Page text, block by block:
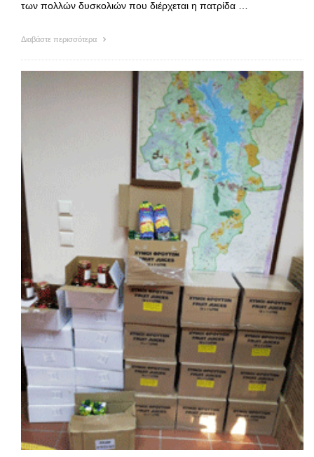
των πολλών δυσκολιών που διέρχεται η πατρίδα …
Διαβάστε περισσότερα